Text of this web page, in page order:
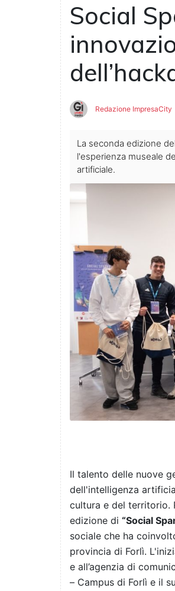
Social
Redazione ImpresaCity
La seconda edizione
l'esperienza museale
artificiale.
Il talento delle nuove
dell'intelligenza
cultura e del territorio.
edizione di “Social
sociale che ha
provincia di Forlì.
e all’agenzia di
– Campus di Forlì e il